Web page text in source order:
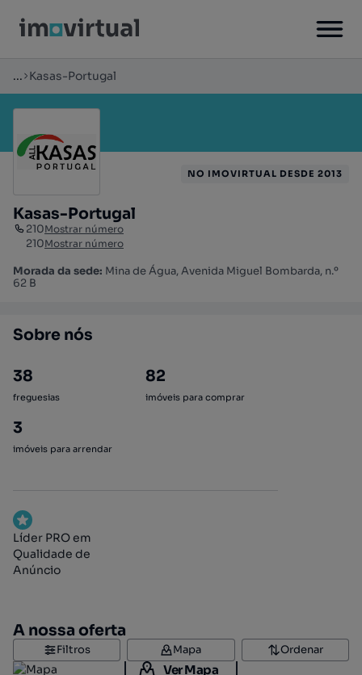
... Kasas-Portugal
Kasas-Portugal
210Mostrar número
210Mostrar número
Morada da sede: Mina de Água, Avenida Miguel Bombarda, n.º
62 B
NO IMOVIRTUAL DESDE 2013
Sobre nós
38
freguesias
82
imóveis para comprar
3
imóveis para arrendar
Líder PRO em
Qualidade de
Anúncio
A nossa oferta
Filtros Mapa Ordenar
Ver Mapa